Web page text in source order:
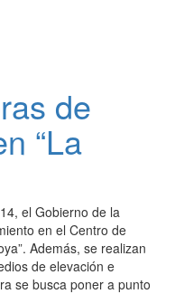
de
“La
el Gobierno de la
en el Centro de
Además, se realizan
de elevación e
se busca poner a punto